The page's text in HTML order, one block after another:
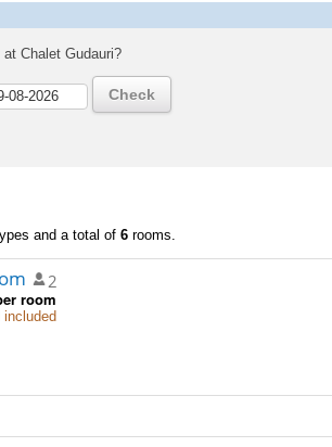
Chalet Gudauri?
Check
and a total of 6 rooms.
2
room
included